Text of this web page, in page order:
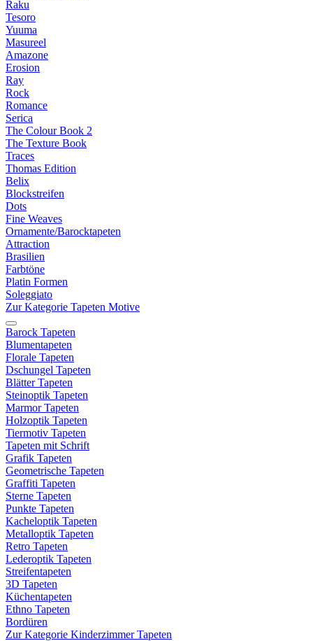
Raku
Tesoro
Yuuma
Masureel
Amazone
Erosion
Ray
Rock
Romance
Serica
The Colour Book 2
The Texture Book
Traces
Thomas Edition
Belix
Blockstreifen
Dots
Fine Weaves
Ornamente/Barocktapeten
Attraction
Brasilien
Farbtöne
Platin Formen
Soleggiato
Zur Kategorie Tapeten Motive
Barock Tapeten
Blumentapeten
Florale Tapeten
Dschungel Tapeten
Blätter Tapeten
Steinoptik Tapeten
Marmor Tapeten
Holzoptik Tapeten
Tiermotiv Tapeten
Tapeten mit Schrift
Grafik Tapeten
Geometrische Tapeten
Graffiti Tapeten
Sterne Tapeten
Punkte Tapeten
Kacheloptik Tapeten
Metalloptik Tapeten
Retro Tapeten
Lederoptik Tapeten
Streifentapeten
3D Tapeten
Küchentapeten
Ethno Tapeten
Bordüren
Zur Kategorie Kinderzimmer Tapeten